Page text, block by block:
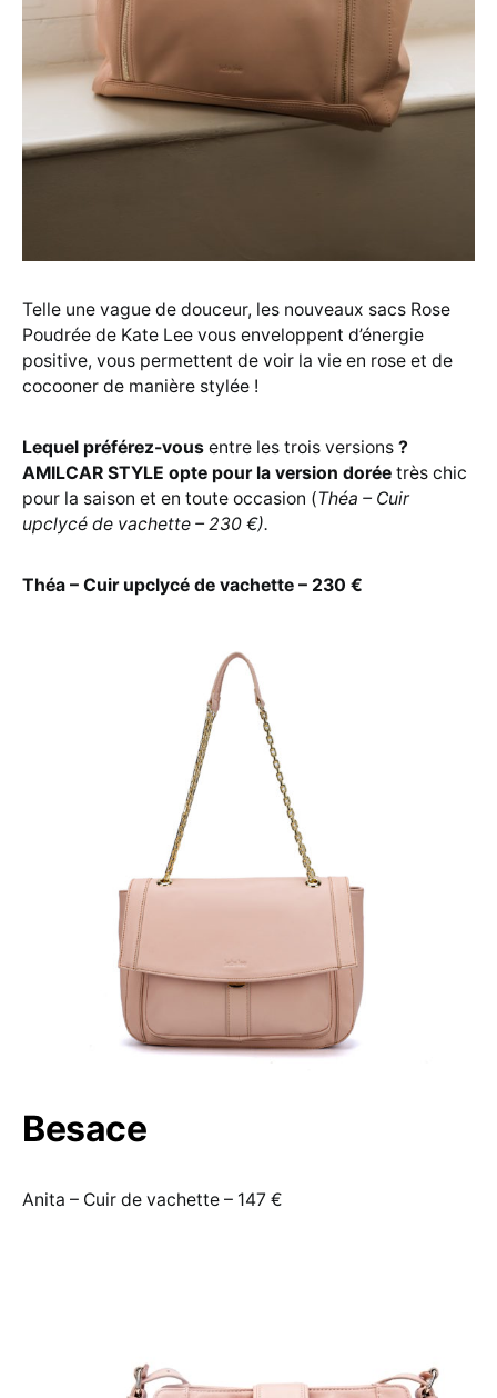
Telle une vague de douceur, les nouveaux sacs Rose
Poudrée de Kate Lee vous enveloppent d’énergie
positive, vous permettent de voir la vie en rose et de
cocooner de manière stylée !
Lequel préférez-vous entre les trois versions ?
AMILCAR STYLE opte pour la version dorée très chic
pour la saison et en toute occasion (Théa – Cuir
upclycé de vachette – 230 €).
Théa – Cuir upclycé de vachette – 230 €
Besace
Anita – Cuir de vachette – 147 €